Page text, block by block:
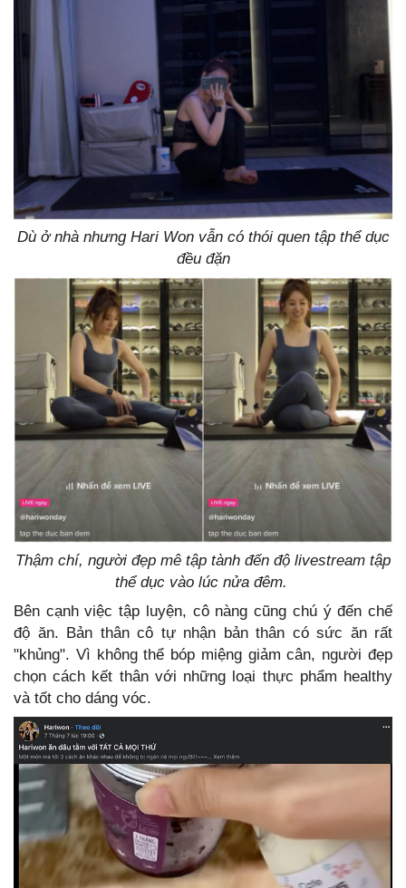
Dù ở nhà nhưng Hari Won vẫn có thói quen tập thể dục
đều đặn
Thậm chí, người đẹp mê tập tành đến độ livestream tập
thể dục vào lúc nửa đêm.
Bên cạnh việc tập luyện, cô nàng cũng chú ý đến chế
độ ăn. Bản thân cô tự nhận bản thân có sức ăn rất
"khủng". Vì không thể bóp miệng giảm cân, người đẹp
chọn cách kết thân với những loại thực phẩm healthy
và tốt cho dáng vóc.